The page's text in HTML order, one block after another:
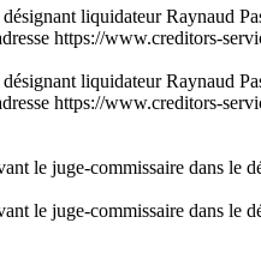
liquidateur Raynaud
https://www.creditors-
liquidateur Raynaud
https://www.creditors-
le juge-commissaire dans le
le juge-commissaire dans le